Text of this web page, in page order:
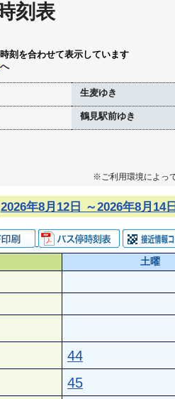
刻表
刻を合わせて表示しています
へ
生麦ゆき
鶴見駅前ゆき
※ご利用環境によっ
2026年8月12日 ～2026年8月14
土曜
44
45